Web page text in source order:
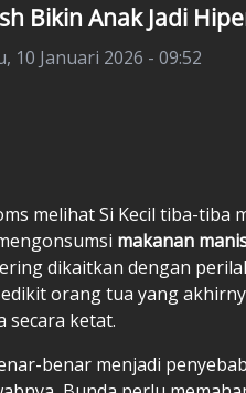
Bikin Anak Jadi
10 Januari 2026 - 09:52
melihat Si Kecil tiba-tiba
makanan
dikaitkan dengan
orang tua yang
secara ketat.
benar menjadi